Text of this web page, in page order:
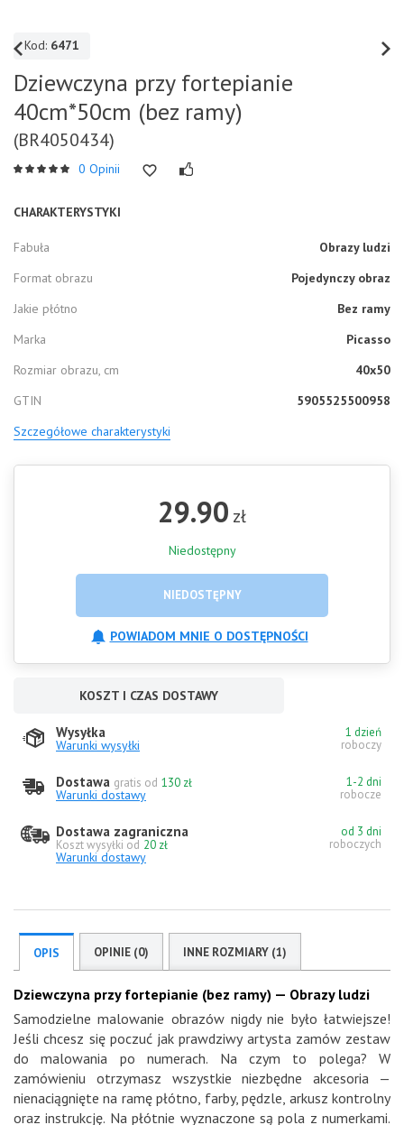
Kod: 6471
Dziewczyna przy fortepianie
40cm*50cm (bez ramy)
(BR4050434)
0 Opinii
CHARAKTERYSTYKI
Fabuła
Obrazy ludzi
Format obrazu
Pojedynczy obraz
Jakie płótno
Bez ramy
Marka
Picasso
Rozmiar obrazu, cm
40x50
GTIN
5905525500958
Szczegółowe charakterystyki
29.90 zł
Niedostępny
NIEDOSTĘPNY
POWIADOM MNIE O DOSTĘPNOŚCI
KOSZT I CZAS DOSTAWY
Wysyłka
Warunki wysyłki
1 dzień
roboczy
Dostawa gratis od 130 zł
Warunki dostawy
1-2 dni
robocze
Dostawa zagraniczna
Koszt wysyłki od 20 zł
Warunki dostawy
od 3 dni
roboczych
OPIS OPINIE (0) INNE ROZMIARY (1)
Dziewczyna przy fortepianie (bez ramy) — Obrazy ludzi
Samodzielne malowanie obrazów nigdy nie było łatwiejsze!
Jeśli chcesz się poczuć jak prawdziwy artysta zamów zestaw
do malowania po numerach. Na czym to polega? W
zamówieniu otrzymasz wszystkie niezbędne akcesoria —
nienaciągnięte na ramę płótno, farby, pędzle, arkusz kontrolny
oraz instrukcję. Na płótnie wyznaczone są pola z numerkami.